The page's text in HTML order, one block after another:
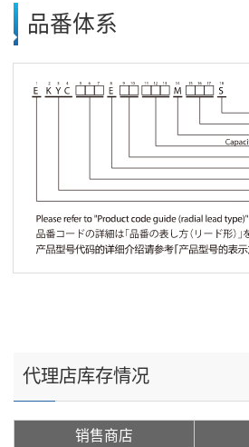
品番体系
代理店库存情况
销售商店